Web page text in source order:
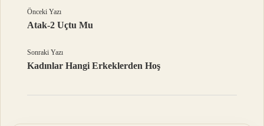
Önceki Yazı
Atak-2 Uçtu Mu
Sonraki Yazı
Kadınlar Hangi Erkeklerden Hoş